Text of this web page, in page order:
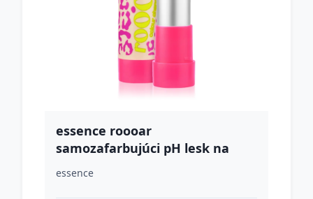
essence roooar
samozafarbujúci pH lesk na
essence